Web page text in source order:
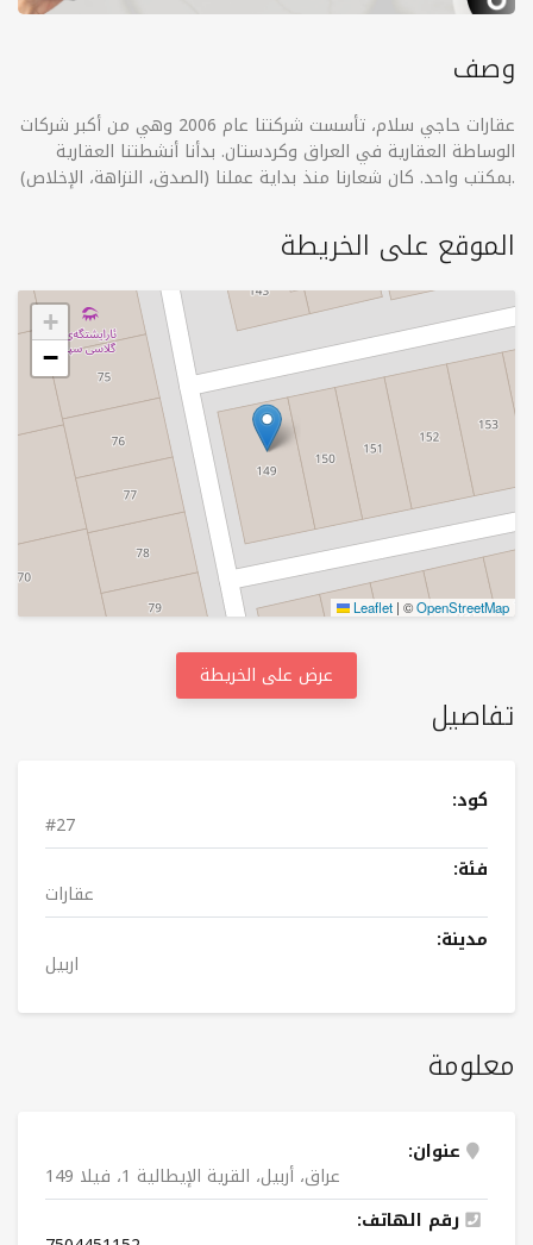
تفاصيل
كود:
#27
فئة:
عقارات
مدينة:
اربيل
معلومة
عنوان:
عراق، أربيل، القرية الإيطالية 1، فيلا 149
رقم الهاتف:
وصف
عقارات حاجي سلام، تأسست شركتنا عام 2006 وهي من أكبر شركات
الوساطة العقارية في العراق وكردستان. بدأنا أنشطتنا العقارية
بمكتب واحد. كان شعارنا منذ بداية عملنا (الصدق، النزاهة، الإخلاص).
الموقع على الخريطة
+
−
Leaflet | ©OpenStreetMap
عرض على الخريطة